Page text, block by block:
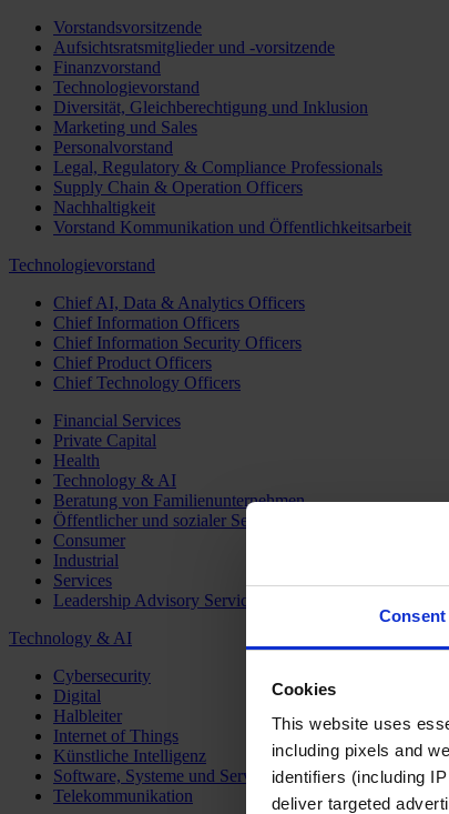
Consent
Cookies
This website uses
including pixels and
identifiers (including
deliver targeted
Vorstandsvorsitzende
Aufsichtsratsmitglieder und -vorsitzende
Finanzvorstand
Technologievorstand
Diversität, Gleichberechtigung und Inklusion
Marketing und Sales
Personalvorstand
Legal, Regulatory & Compliance Professionals
Supply Chain & Operation Officers
Nachhaltigkeit
Vorstand Kommunikation und Öffentlichkeitsarbeit
Technologievorstand
Chief AI, Data & Analytics Officers
Chief Information Officers
Chief Information Security Officers
Chief Product Officers
Chief Technology Officers
Financial Services
Private Capital
Health
Technology & AI
Beratung von Familienunternehmen
Öffentlicher und sozialer Sektor
Consumer
Industrial
Services
Leadership Advisory Services
Technology & AI
Cybersecurity
Digital
Halbleiter
Internet of Things
Künstliche Intelligenz
Software, Systeme und Services
Telekommunikation